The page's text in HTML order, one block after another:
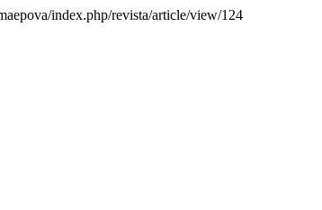
index.php/revista/article/view/124